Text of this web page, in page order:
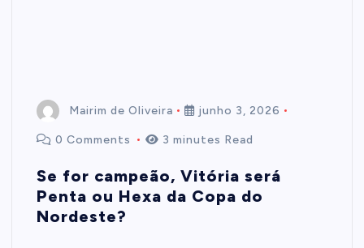
Mairim de Oliveira junho 3, 2026
0 Comments 3 minutes Read
Se for campeão, Vitória será
Penta ou Hexa da Copa do
Nordeste?